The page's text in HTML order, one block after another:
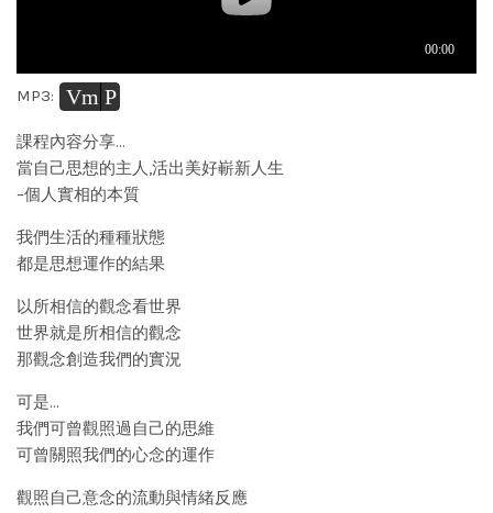
MP3: Vm P
課程內容分享…
當自己思想的主人,活出美好嶄新人生
–個人實相的本質
我們生活的種種狀態
都是思想運作的結果
以所相信的觀念看世界
世界就是所相信的觀念
那觀念創造我們的實況
可是…
我們可曾觀照過自己的思維
可曾關照我們的心念的運作
觀照自己意念的流動與情緒反應